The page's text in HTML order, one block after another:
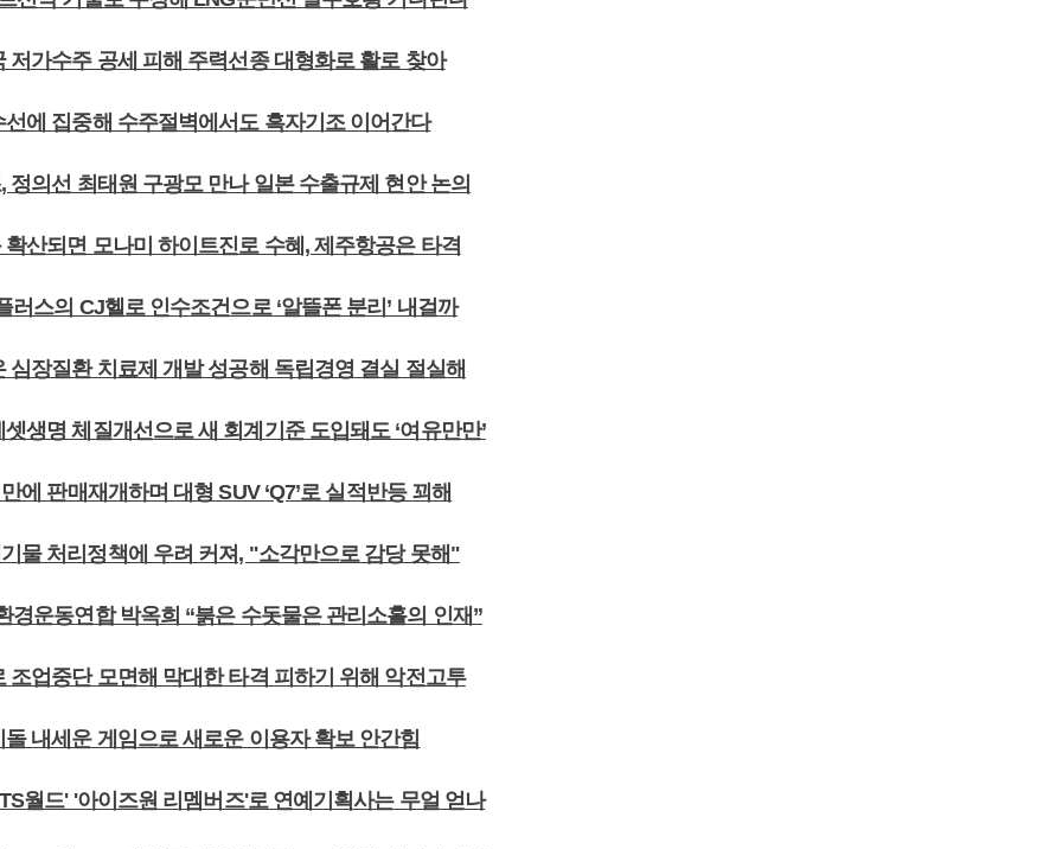
저가수주 공세 피해 주력선종 대형화로 활로 찾아
에 집중해 수주절벽에서도 흑자기조 이어간다
정의선 최태원 구광모 만나 일본 수출규제 현안 논의
산되면 모나미 하이트진로 수혜, 제주항공은 타격
러스의 CJ헬로 인수조건으로 ‘알뜰폰 분리’ 내걸까
심장질환 치료제 개발 성공해 독립경영 결실 절실해
생명 체질개선으로 새 회계기준 도입돼도 ‘여유만만’
에 판매재개하며 대형 SUV ‘Q7’로 실적반등 꾀해
물 처리정책에 우려 커져, "소각만으로 감당 못해"
경운동연합 박옥희 “붉은 수돗물은 관리소홀의 인재”
조업중단 모면해 막대한 타격 피하기 위해 악전고투
내세운 게임으로 새로운 이용자 확보 안간힘
월드' '아이즈원 리멤버즈'로 연예기획사는 무얼 얻나